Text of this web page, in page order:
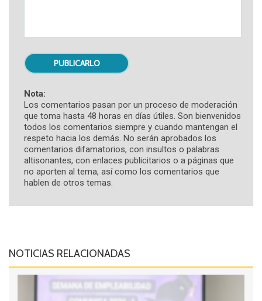
Nota:
Los comentarios pasan por un proceso de moderación
que toma hasta 48 horas en días útiles. Son bienvenidos
todos los comentarios siempre y cuando mantengan el
respeto hacia los demás. No serán aprobados los
comentarios difamatorios, con insultos o palabras
altisonantes, con enlaces publicitarios o a páginas que
no aporten al tema, así como los comentarios que
hablen de otros temas.
NOTICIAS RELACIONADAS